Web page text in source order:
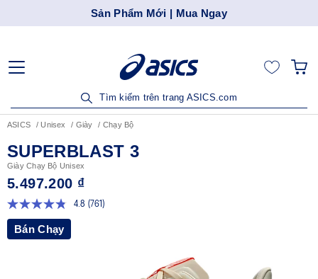
Sản Phẩm Mới | Mua Ngay
Tìm kiếm trên trang ASICS.com
ASICS Unisex Giày Chạy Bộ
SUPERBLAST 3
Giày Chạy Bộ Unisex
5.497.200 ₫
4.8 Đọc
(761)
Bán Chạy